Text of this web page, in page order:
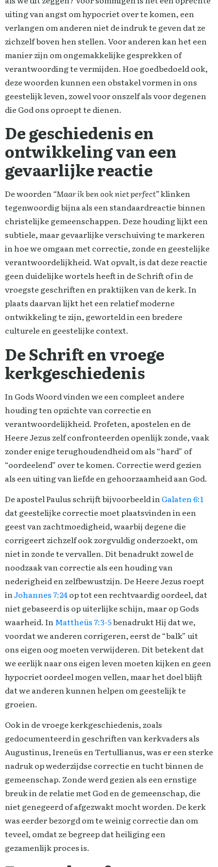
uiting van angst om hypocriet over te komen, een
verlangen om anderen niet de indruk te geven dat ze
zichzelf boven hen stellen. Voor anderen kan het een
manier zijn om ongemakkelijke gesprekken of
verantwoording te vermijden. Hoe goedbedoeld ook,
deze woorden kunnen een obstakel vormen in ons
geestelijk leven, zowel voor onszelf als voor degenen
die God ons oproept te dienen.
De geschiedenis en
ontwikkeling van een
gevaarlijke reactie
De woorden“Maar ik ben ook niet perfect”klinken
tegenwoordig bijna als een standaardreactie binnen
christelijke gemeenschappen. Deze houding lijkt een
subtiele, maar gevaarlijke verschuiving te markeren
in hoe we omgaan met correctie, zonde en geestelijke
verantwoordelijkheid. Wat opvalt, is dat deze reactie
geen duidelijke wortels heeft in de Schrift of in de
vroegste geschriften en praktijken van de kerk. In
plaats daarvan lijkt het een relatief moderne
ontwikkeling te zijn, geworteld in een bredere
culturele en geestelijke context.
De Schrift en vroege
kerkgeschiedenis
In Gods Woord vinden we een compleet andere
houding ten opzichte van correctie en
verantwoordelijkheid. Profeten, apostelen en de
Heere Jezus zelf confronteerden openlijk zonde, vaak
zonder enige terughoudendheid om als “hard” of
“oordeelend” over te komen. Correctie werd gezien
als een uiting van liefde en gehoorzaamheid aan God.
De apostel Paulus schrijft bijvoorbeeld inGalaten 6:1
dat geestelijke correctie moet plaatsvinden in een
geest van zachtmoedigheid, waarbij degene die
corrigeert zichzelf ook zorgvuldig onderzoekt, om
niet in zonde te vervallen. Dit benadrukt zowel de
noodzaak van correctie als een houding van
nederigheid en zelfbewustzijn. De Heere Jezus roept
inJohannes 7:24op tot een rechtvaardig oordeel, dat
niet gebaseerd is op uiterlijke schijn, maar op Gods
waarheid. InMattheüs 7:3-5benadrukt Hij dat we,
voordat we anderen corrigeren, eerst de “balk” uit
ons eigen oog moeten verwijderen. Dit betekent dat
we eerlijk naar ons eigen leven moeten kijken en geen
hypocriet oordeel mogen vellen, maar het doel blijft
dat we anderen kunnen helpen om geestelijk te
groeien.
Ook in de vroege kerkgeschiedenis, zoals
gedocumenteerd in geschriften van kerkvaders als
Augustinus, Ireneüs en Tertullianus, was er een sterke
nadruk op wederzijdse correctie en tucht binnen de
gemeenschap. Zonde werd gezien als een ernstige
breuk in de relatie met God en de gemeenschap, die
niet genegeerd of afgezwakt mocht worden. De kerk
was eerder bezorgd om te weinig correctie dan om
teveel, omdat ze begreep dat heiliging een
gezamenlijk proces is.